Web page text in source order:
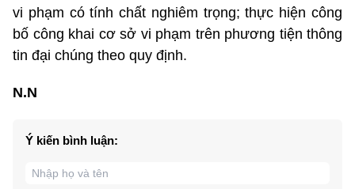
vi phạm có tính chất nghiêm trọng; thực hiện công
bố công khai cơ sở vi phạm trên phương tiện thông
tin đại chúng theo quy định.
N.N
Ý kiến bình luận: